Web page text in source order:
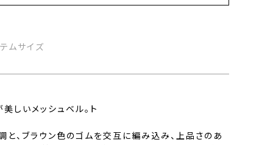
ムサイズ
しいメッシュベル。ト
、ブラウン色のゴムを交互に編み込み、上品さのあ